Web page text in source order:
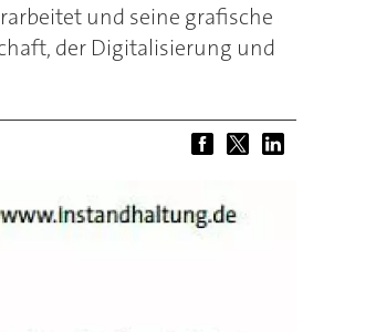
und seine grafische
der Digitalisierung und